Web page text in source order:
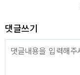
댓글쓰기